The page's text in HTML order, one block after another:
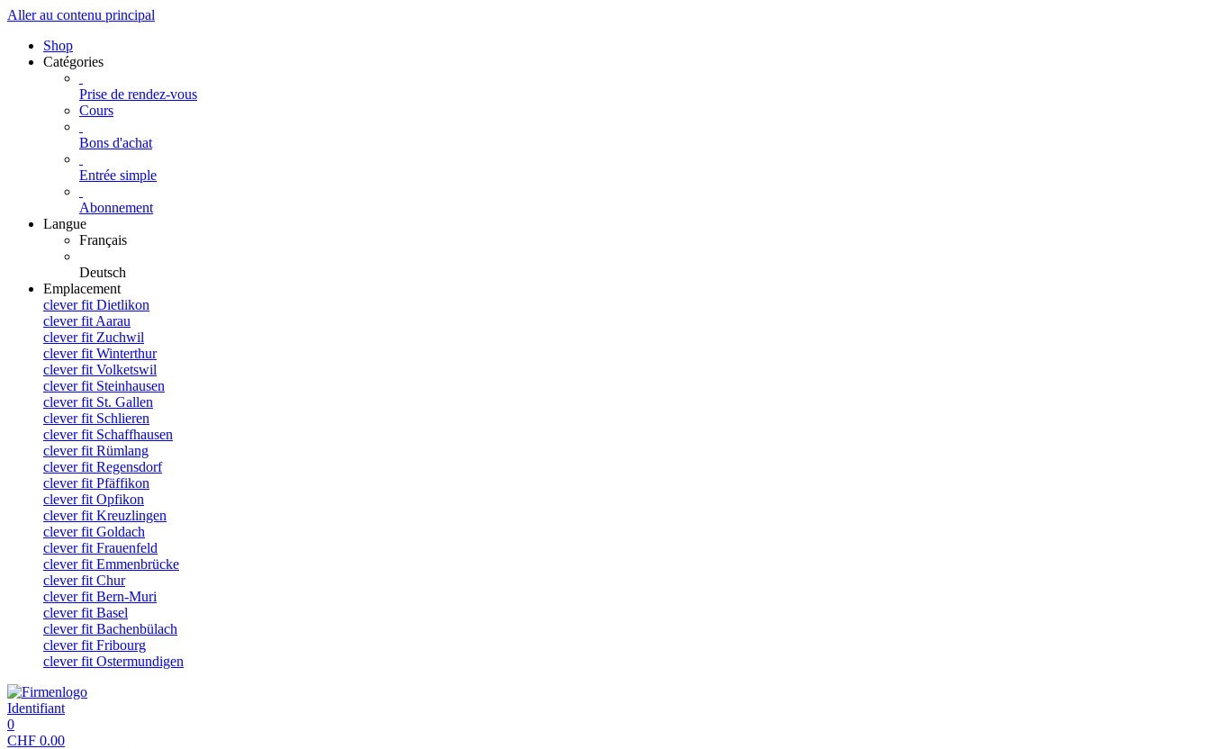
Aller au contenu principal
Shop
Catégories
Prise de rendez-vous
Cours
Bons d'achat
Entrée simple
Abonnement
Langue
Français
Deutsch
Emplacement
clever fit Dietlikon
clever fit Aarau
clever fit Zuchwil
clever fit Winterthur
clever fit Volketswil
clever fit Steinhausen
clever fit St. Gallen
clever fit Schlieren
clever fit Schaffhausen
clever fit Rümlang
clever fit Regensdorf
clever fit Pfäffikon
clever fit Opfikon
clever fit Kreuzlingen
clever fit Goldach
clever fit Frauenfeld
clever fit Emmenbrücke
clever fit Chur
clever fit Bern-Muri
clever fit Basel
clever fit Bachenbülach
clever fit Fribourg
clever fit Ostermundigen
Identifiant
0
CHF 0.00